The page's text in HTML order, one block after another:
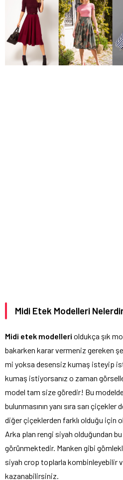
Midi Etek Modelleri
Midi etek modelleri oldukça şık
bakarken karar vermeniz gereken
mi yoksa desensiz kumaş isteyip
kumaş istiyorsanız o zaman
model tam size göredir! Bu modelde
bulunmasının yanı sıra sarı çiçekler
diğer çiçeklerden farklı olduğu için
Arka plan rengi siyah olduğundan
görünmektedir. Manken gibi
siyah crop toplarla kombinleyebilir
kazanabilirsiniz.